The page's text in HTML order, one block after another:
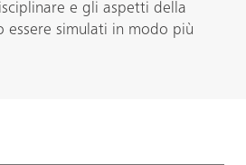
e gli aspetti della
essere simulati in modo più